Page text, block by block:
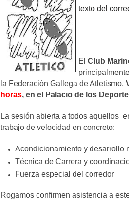
texto del
El Club
la Federación Gallega de Atletismo,
horas, en el Palacio de los
La sesión abierta a todos aquellos
trabajo de velocidad en concreto:
Acondicionamiento y desarrollo
Técnica de Carrera y
Fuerza especial del corredor
Rogamos confirmen asistencia a